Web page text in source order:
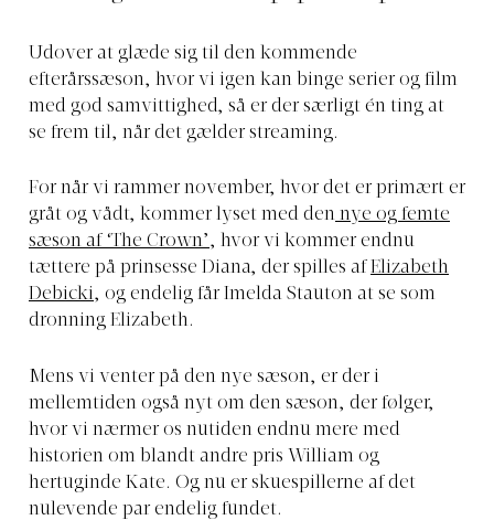
Udover at glæde sig til den kommende
efterårssæson, hvor vi igen kan binge serier og film
med god samvittighed, så er der særligt én ting at
se frem til, når det gælder streaming.
For når vi rammer november, hvor det er primært er
gråt og vådt, kommer lyset med den nye og femte
sæson af ‘The Crown’, hvor vi kommer endnu
tættere på prinsesse Diana, der spilles af Elizabeth
Debicki, og endelig får Imelda Stauton at se som
dronning Elizabeth.
Mens vi venter på den nye sæson, er der i
mellemtiden også nyt om den sæson, der følger,
hvor vi nærmer os nutiden endnu mere med
historien om blandt andre pris William og
hertuginde Kate. Og nu er skuespillerne af det
nulevende par endelig fundet.